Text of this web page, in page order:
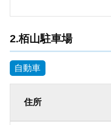
2.栢山駐車場
自動車
住所